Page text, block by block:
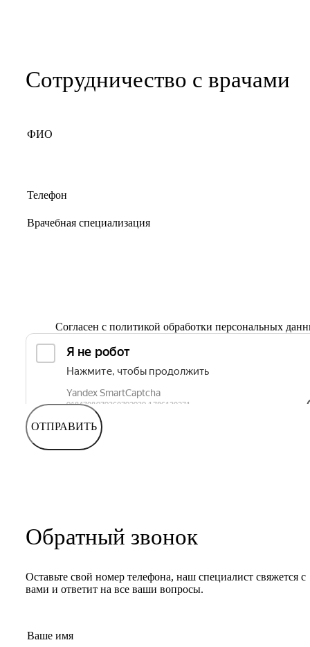
Сотрудничество с врачами
Согласен с политикой обработки персональных
ОТПРАВИТЬ
Обратный звонок
Оставьте свой номер телефона, наш специалист свяжется с
вами и ответит на все ваши вопросы.